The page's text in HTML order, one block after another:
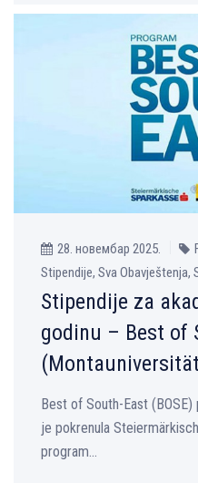
28. новембар 2025.
Stipendije, Sva
Stipendije za
godinu – Best of
Best of South-East
je pokrenula
program...